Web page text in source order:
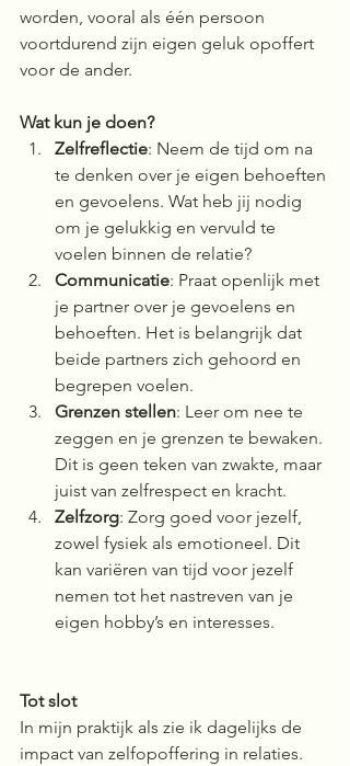
worden, vooral als één persoon
voortdurend zijn eigen geluk opoffert
voor de ander.
Wat kun je doen?
Zelfreflectie: Neem de tijd om na
te denken over je eigen behoeften
en gevoelens. Wat heb jij nodig
om je gelukkig en vervuld te
voelen binnen de relatie?
Communicatie: Praat openlijk met
je partner over je gevoelens en
behoeften. Het is belangrijk dat
beide partners zich gehoord en
begrepen voelen.
Grenzen stellen: Leer om nee te
zeggen en je grenzen te bewaken.
Dit is geen teken van zwakte, maar
juist van zelfrespect en kracht.
Zelfzorg: Zorg goed voor jezelf,
zowel fysiek als emotioneel. Dit
kan variëren van tijd voor jezelf
nemen tot het nastreven van je
eigen hobby’s en interesses.
Tot slot
In mijn praktijk als zie ik dagelijks de
impact van zelfopoffering in relaties.